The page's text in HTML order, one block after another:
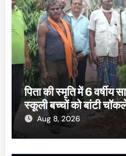
पिता की स्मृति में 6 वर्षीय
स्कूली बच्चों को बांटी
Aug 8, 2026